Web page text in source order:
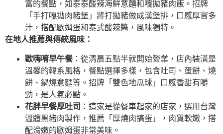
富的餐點，如泰泰酸辣海鮮意麵和嘎拋豬肉飯。招牌
「手打嘎拋肉豬堡」將打拋豬做成漢堡排，口感厚實多
汁，搭配歐姆蛋和泰式酸辣醬，風味獨特。
在地人推薦與傳統風味：
歐嗨唷早午餐：從清晨五點半就開始營業，店內裝潢是
溫馨的韓系風格，餐點選擇多樣，包含吐司、蛋餅、燒
餅、鍋燒意麵等。招牌「雙色地瓜球」口感香甜有嚼
勁，是人氣必點。
花胖早餐厚吐司 ：這家是從餐車起家的店家，選用台灣
溫體黑豬肉製作，推薦「厚燒肉搞蛋」，肉質軟嫩，搭
配滑嫩的歐姆蛋非常美味。